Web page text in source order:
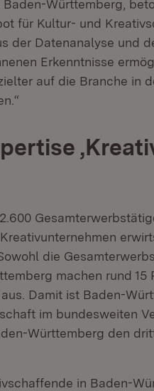
Württemberg,
für Kultur- und
der Datenanalyse und
Erkenntnisse
auf die Branche in
die
machen rund 15
Damit ist Baden-
im bundesweiten
Württemberg den
in Baden-